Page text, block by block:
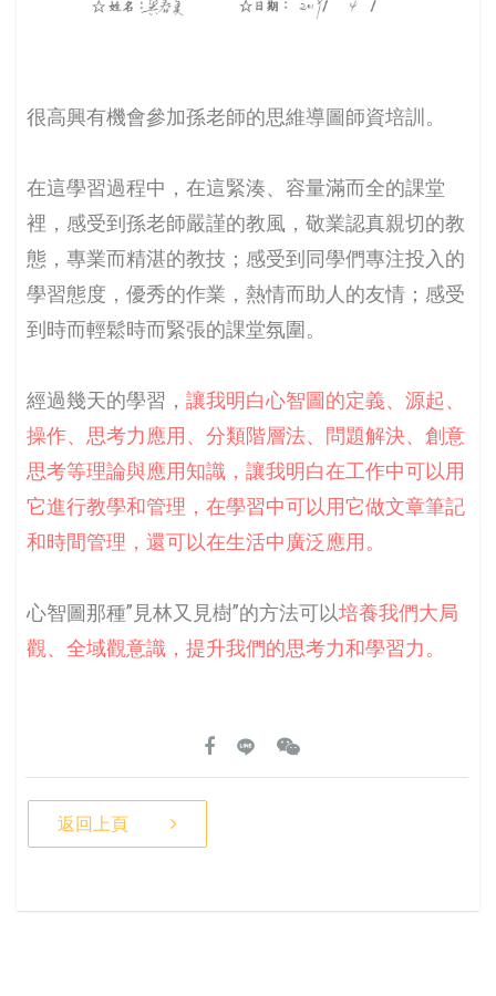
很高興有機會參加孫老師的思維導圖師資培訓。
在這學習過程中，在這緊湊、容量滿而全的課堂
裡，感受到孫老師嚴謹的教風，敬業認真親切的教
態，專業而精湛的教技；感受到同學們專注投入的
學習態度，優秀的作業，熱情而助人的友情；感受
到時而輕鬆時而緊張的課堂氛圍。
經過幾天的學習， 讓我明白心智圖的定義、源起、
操作、思考力應用、分類階層法、問題解決、創意
思考等理論與應用知識，讓我明白在工作中可以用
它進行教學和管理，在學習中可以用它做文章筆記
和時間管理，還可以在生活中廣泛應用。
心智圖那種”見林又見樹”的方法可以培養我們大局
觀、全域觀意識，提升我們的思考力和學習力。
返回上頁